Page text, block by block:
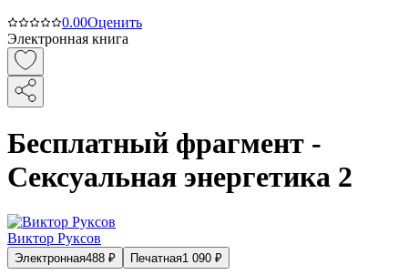
0.00Оценить
Электронная книга
Бесплатный фрагмент -
Сексуальная энергетика 2
Виктор Руксов
Электронная488 ₽ Печатная1 090 ₽